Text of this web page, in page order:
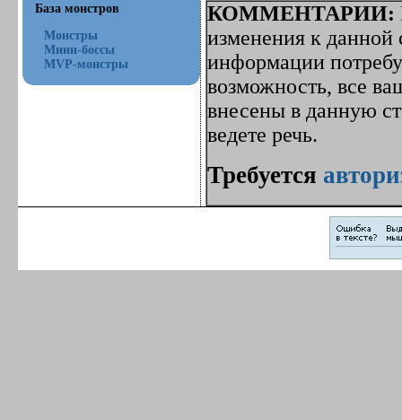
База монстров
Монстры
Мини-боссы
MVP-монстры
КОММЕНТАРИИ:
изменения к данной
информации
возможность, все
внесены в данную
ведете речь.
Требуется